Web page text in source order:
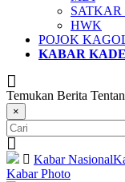
HWK
POJOK
KABAR
Temukan Berita
×
Kabar Nasional
Kabar Photo